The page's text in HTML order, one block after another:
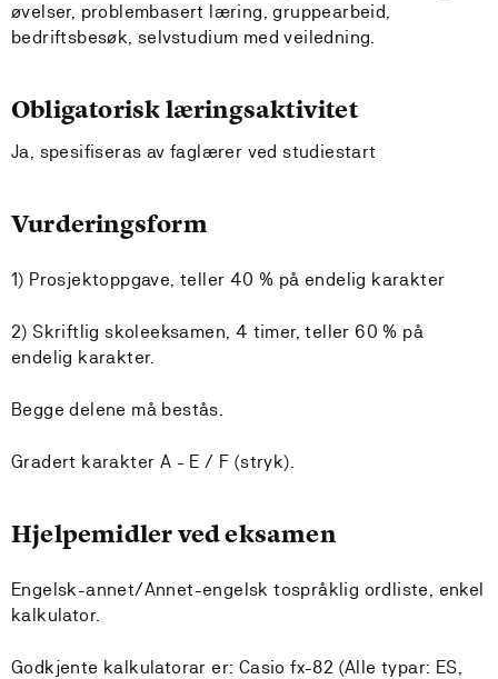
øvelser, problembasert læring, gruppearbeid,
bedriftsbesøk, selvstudium med veiledning.
Obligatorisk læringsaktivitet
Ja, spesifiseras av faglærer ved studiestart
Vurderingsform
1) Prosjektoppgave, teller 40 % på endelig karakter
2) Skriftlig skoleeksamen, 4 timer, teller 60 % på
endelig karakter.
Begge delene må bestås.
Gradert karakter A - E / F (stryk).
Hjelpemidler ved eksamen
Engelsk-annet/Annet-engelsk tospråklig ordliste, enkel
kalkulator.
Godkjente kalkulatorar er: Casio fx-82 (Alle typar: ES,